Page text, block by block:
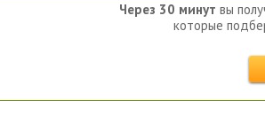
Через 30 минут вы
которые